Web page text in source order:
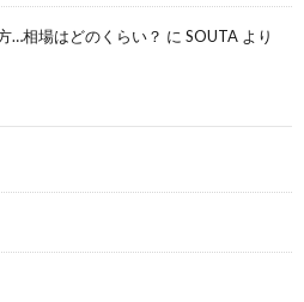
…相場はどのくらい？ に SOUTA より